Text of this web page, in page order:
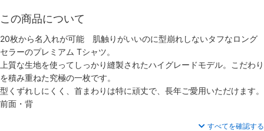
この商品について
20枚から名入れが可能 肌触りがいいのに型崩れしないタフなロング
セラーのプレミアム Tシャツ。
上質な生地を使ってしっかり縫製されたハイグレードモデル。こだわり
を積み重ねた究極の一枚です。
型くずれしにくく、首まわりは特に頑丈で、長年ご愛用いただけます。
前面・背
すべてを確認する